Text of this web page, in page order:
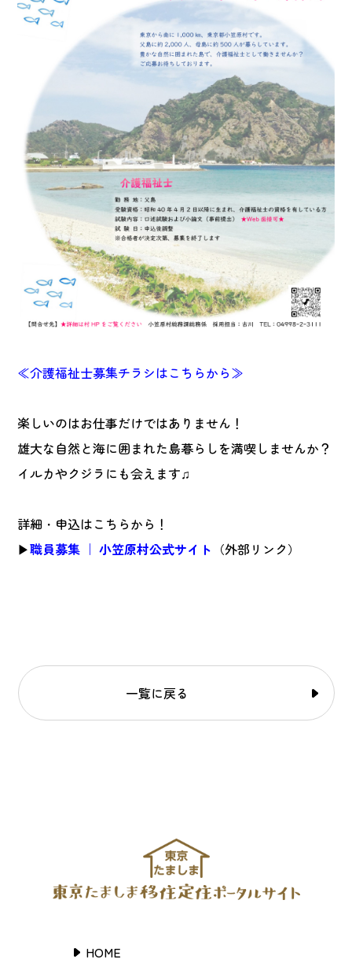
≪介護福祉士募集チラシはこちらから≫
楽しいのはお仕事だけではありません！
雄大な自然と海に囲まれた島暮らしを満喫しませんか？
イルカやクジラにも会えます♫
詳細・申込はこちらから！
▶職員募集 ｜ 小笠原村公式サイト （外部リンク）
一覧に戻る
HOME